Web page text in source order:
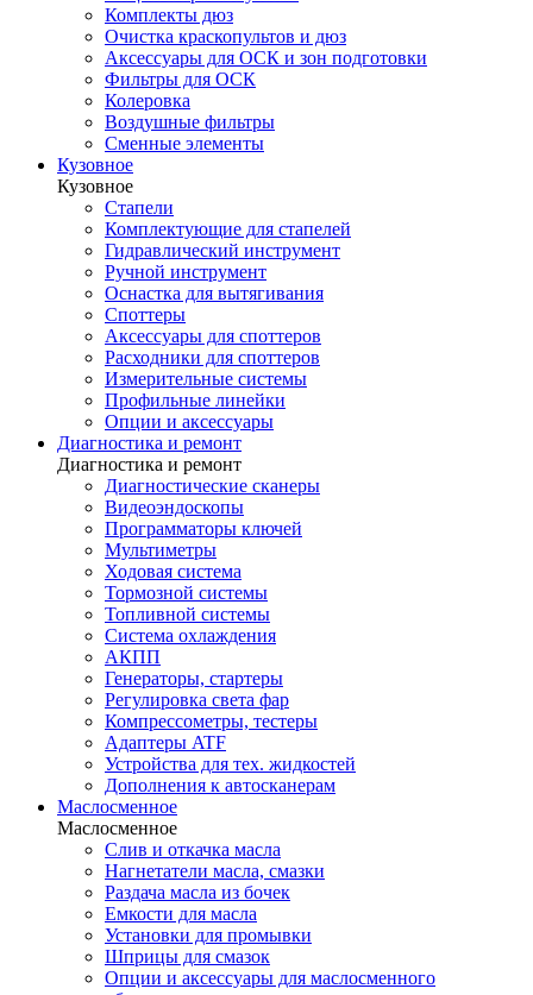
Комплекты дюз
Очистка краскопультов и дюз
Аксессуары для ОСК и зон подготовки
Фильтры для ОСК
Колеровка
Воздушные фильтры
Сменные элементы
Кузовное
Кузовное
Стапели
Комплектующие для стапелей
Гидравлический инструмент
Ручной инструмент
Оснастка для вытягивания
Споттеры
Аксессуары для споттеров
Расходники для споттеров
Измерительные системы
Профильные линейки
Опции и аксессуары
Диагностика и ремонт
Диагностика и ремонт
Диагностические сканеры
Видеоэндоскопы
Программаторы ключей
Мультиметры
Ходовая система
Тормозной системы
Топливной системы
Система охлаждения
АКПП
Генераторы, стартеры
Регулировка света фар
Компрессометры, тестеры
Адаптеры ATF
Устройства для тех. жидкостей
Дополнения к автосканерам
Маслосменное
Маслосменное
Слив и откачка масла
Нагнетатели масла, смазки
Раздача масла из бочек
Емкости для масла
Установки для промывки
Шприцы для смазок
Опции и аксессуары для маслосменного